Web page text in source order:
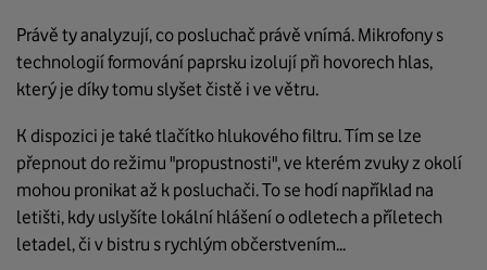
Právě ty analyzují, co posluchač právě vnímá. Mikrofony s
technologií formování paprsku izolují při hovorech hlas,
který je díky tomu slyšet čistě i ve větru.
K dispozici je také tlačítko hlukového filtru. Tím se lze
přepnout do režimu "propustnosti", ve kterém zvuky z okolí
mohou pronikat až k posluchači. To se hodí například na
letišti, kdy uslyšíte lokální hlášení o odletech a příletech
letadel, či v bistru s rychlým občerstvením...